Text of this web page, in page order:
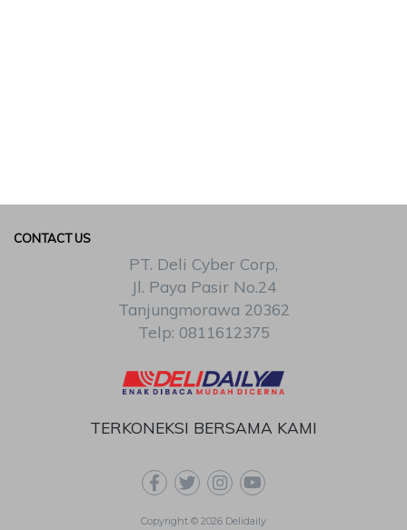
TERKONEKSI BERSAMA KAMI
Copyright © 2026 Delidaily
CONTACT US
PT. Deli Cyber Corp,
Jl. Paya Pasir No.24
Tanjungmorawa 20362
Telp: 0811612375